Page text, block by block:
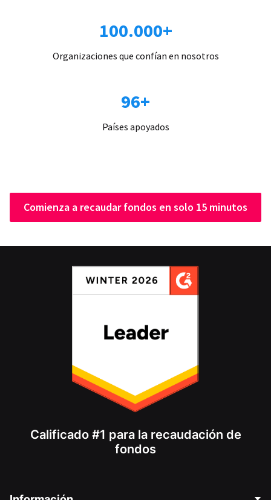
100.000+
Organizaciones que confían en nosotros
96+
Países apoyados
Comienza a recaudar fondos en solo 15 minutos
Calificado #1 para la recaudación de
fondos